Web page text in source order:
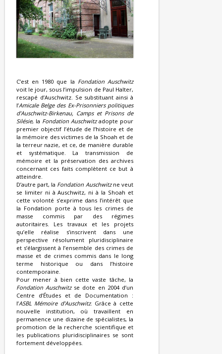
C’est en 1980 que la Fondation Auschwitz
voit le jour, sous l’impulsion de Paul Halter,
rescapé d’Auschwitz. Se substituant ainsi à
l’Amicale Belge des Ex-Prisonniers politiques
d’Auschwitz-Birkenau, Camps et Prisons de
Silésie, la Fondation Auschwitzadopte pour
premier objectif l’étude de l’histoire et de
la mémoire des victimes de la Shoah et de
la terreur nazie, et ce, de manière durable
et systématique. La transmission de
mémoire et la préservation des archives
concernant ces faits complètent ce but à
atteindre.
D’autre part, la Fondation Auschwitzne veut
se limiter ni à Auschwitz, ni à la Shoah et
cette volonté s’exprime dans l’intérêt que
la Fondation porte à tous les crimes de
masse commis par des régimes
autoritaires. Les travaux et les projets
qu’elle réalise s’inscrivent dans une
perspective résolument pluridisciplinaire
et s’élargissent à l’ensemble des crimes de
masse et de crimes commis dans le long
terme historique ou dans l’histoire
contemporaine.
Pour mener à bien cette vaste tâche, la
Fondation Auschwitzse dote en 2004 d’un
Centre d’Études et de Documentation :
l’ASBL Mémoire d’Auschwitz. Grâce à cette
nouvelle institution, où travaillent en
permanence une dizaine de spécialistes, la
promotion de la recherche scientifique et
les publications pluridisciplinaires se sont
fortement développées.